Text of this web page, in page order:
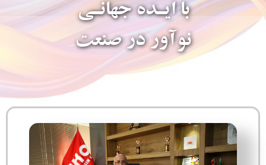
با ایـده جهانـی
نوآور در صنعت